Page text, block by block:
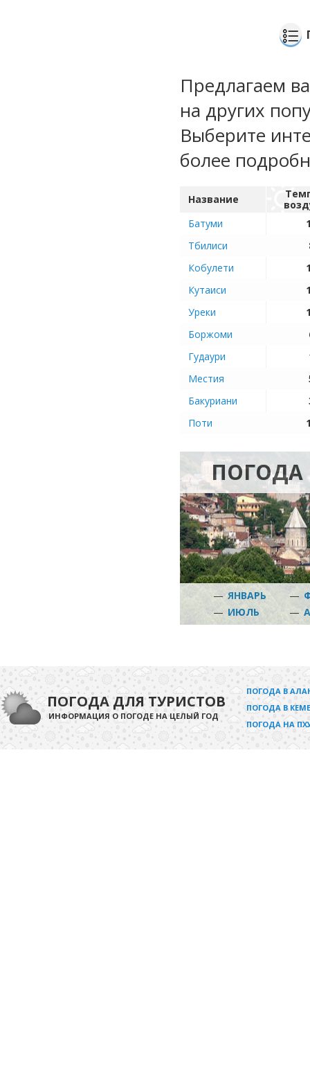
Предлагаем
на других
Выберите
более
Название
Батуми
Тбилиси
Кобулети
Кутаиси
Уреки
Боржоми
Гудаури
Местия
Бакуриани
Поти
ПОГОДА
— ЯНВАРЬ —
— ИЮЛЬ —
ПОГОДА ДЛЯ ТУРИСТОВ
ИНФОРМАЦИЯ О ПОГОДЕ НА ЦЕЛЫЙ ГОД
ПОГОДА В
ПОГОДА В
ПОГОДА НА